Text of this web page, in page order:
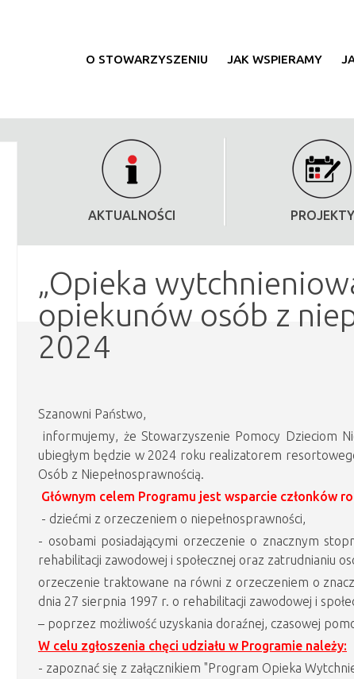
O STOWARZYSZENIU JAK WSPIERAMY
AKTUALNOŚCI PROJEKTY
„Opieka
opiekunów osób z
2024
Szanowni Państwo,
informujemy, że Stowarzyszenie Pomocy Dzieciom
ubiegłym będzie w 2024 roku realizatorem
Osób z Niepełnosprawnością.
Głównym celem Programu jest wsparcie członków
- dziećmi z orzeczeniem o niepełnosprawności,
- osobami posiadającymi orzeczenie o znacznym
rehabilitacji zawodowej i społecznej oraz zatrudnianiu
orzeczenie traktowane na równi z orzeczeniem o
dnia 27 sierpnia 1997 r. o rehabilitacji zawodowej i
– poprzez możliwość uzyskania doraźnej, czasowej
W celu zgłoszenia chęci udziału w Programie należy:
- zapoznać się z załącznikiem "Program Opieka